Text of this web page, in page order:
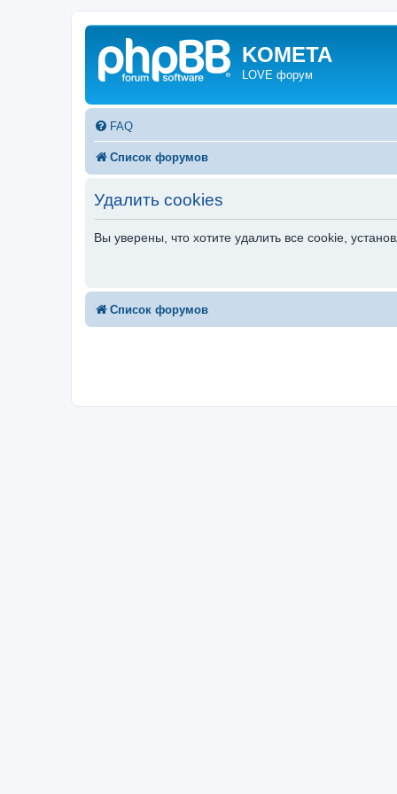
KOMETA
LOVE форум
FAQ
Список форумов
Удалить cookies
Вы уверены, что хотите удалить все cookie,
Список форумов